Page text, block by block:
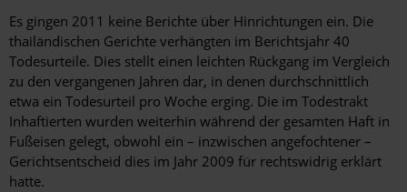
Es gingen 2011 keine Berichte über Hinrichtungen ein. Die
thailändischen Gerichte verhängten im Berichtsjahr 40
Todesurteile. Dies stellt einen leichten Rückgang im Vergleich
zu den vergangenen Jahren dar, in denen durchschnittlich
etwa ein Todesurteil pro Woche erging. Die im Todestrakt
Inhaftierten wurden weiterhin während der gesamten Haft in
Fußeisen gelegt, obwohl ein – inzwischen angefochtener –
Gerichtsentscheid dies im Jahr 2009 für rechtswidrig erklärt
hatte.